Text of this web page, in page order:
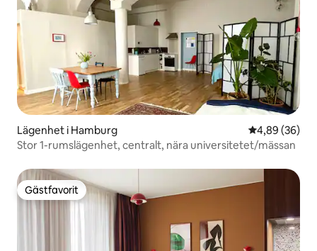
Lägenhet i Hamburg 4,89 av 5 i
4,89 (36)
Stor 1-rumslägenhet, centralt, nära universitetet/mässan
Gästfavorit
Gästfavorit